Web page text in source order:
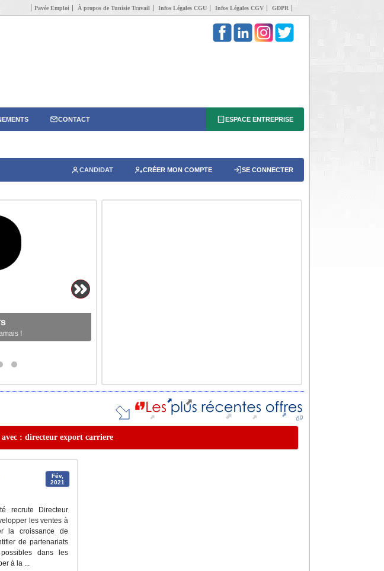
Pavée Emploi À propos de Tunisie Travail Infos Légales CGU Infos Légales CGV GDPR
CONTACT ESPACE ENTREPRISE
CANDIDAT CRÉER MON COMPTE SE CONNECTER
!
avec : directeur export carriere
Fév,
2021
recrute Directeur
les ventes à
la croissance de
de partenariats
dans les
à la ...